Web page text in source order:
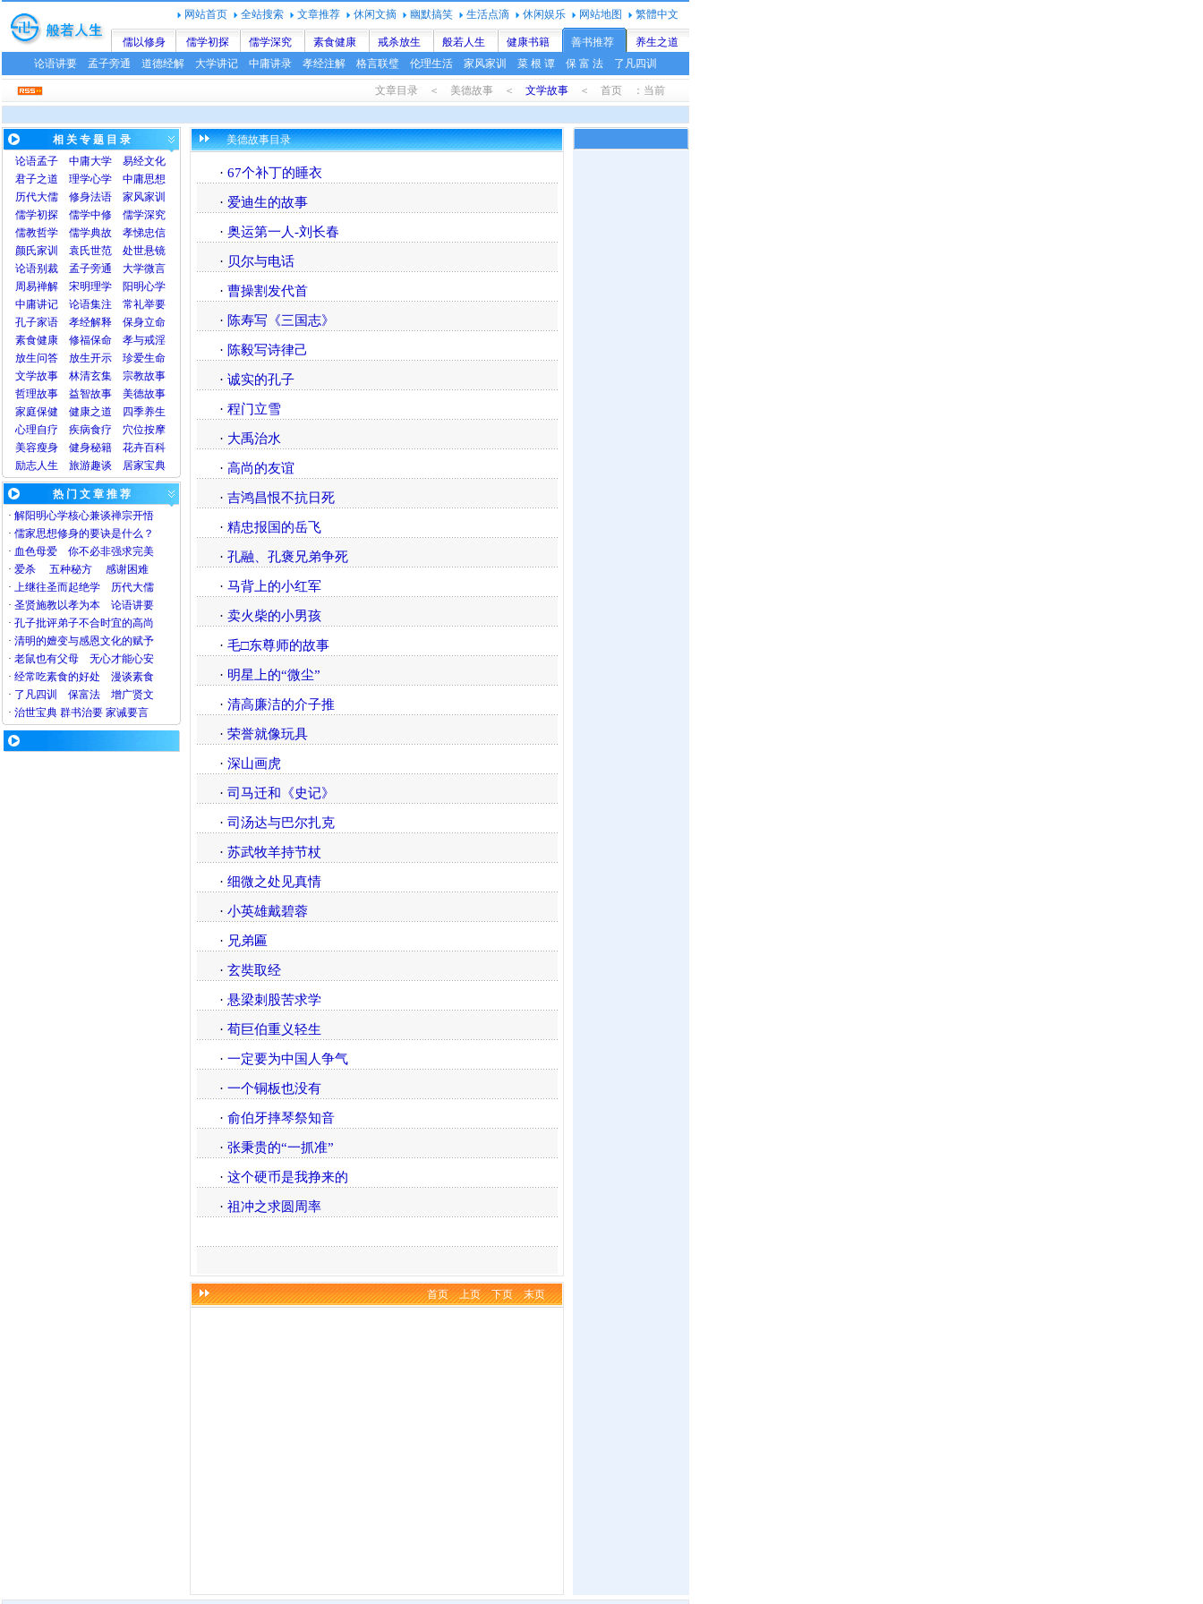
网站首页 全站搜索 文章推荐 休闲文摘 幽默搞笑 生活点滴 休闲娱乐 网站地图 繁體中文
儒以修身 儒学初探 儒学深究 素食健康 戒杀放生 般若人生 健康书籍 善书推荐
养生之道
论语讲要
孟子旁通 道德经解 大学讲记 中庸讲录 孝经注解 格言联璧 伦理生活 家风家训 菜 根 谭 保 富 法 了凡四训
文章目录 ＜ 美德故事 ＜ 文学故事 ＜ 首页 ：当前
相 关 专 题 目 录
论语孟子 中庸大学
易经文化
君子之道
理学心学
中庸思想
历代大儒
修身法语
家风家训
儒学初探
儒学中修
儒学深究
儒教哲学
儒学典故
孝悌忠信
颜氏家训
袁氏世范
处世悬镜
论语别裁
孟子旁通
大学微言
周易禅解
宋明理学
阳明心学
中庸讲记
论语集注
常礼举要
孔子家语
孝经解释
保身立命
素食健康
修福保命
孝与戒淫
放生问答
放生开示
珍爱生命
文学故事
林清玄集
宗教故事
哲理故事
益智故事
美德故事
家庭保健
健康之道
四季养生
心理自疗 疾病食疗 穴位按摩
美容瘦身 健身秘籍 花卉百科
励志人生
旅游趣谈 居家宝典
热 门 文 章 推 荐
· 解阳明心学核心兼谈禅宗开悟
· 儒家思想修身的要诀是什么？
· 血色母爱
你不必非强求完美
· 爱杀 五种秘方
感谢困难
· 上继往圣而起绝学
历代大儒
· 圣贤施教以孝为本
论语讲要
· 孔子批评弟子不合时宜的高尚
· 清明的嬗变与感恩文化的赋予
· 老鼠也有父母
无心才能心安
· 经常吃素食的好处
漫谈素食
· 了凡四训 保富法
增广贤文
· 治世宝典 群书治要 家诫要言
美德故事目录
· 67个补丁的睡衣
· 爱迪生的故事
· 奥运第一人-刘长春
· 贝尔与电话
· 曹操割发代首
· 陈寿写《三国志》
· 陈毅写诗律己
· 诚实的孔子
· 程门立雪
· 大禹治水
· 高尚的友谊
· 吉鸿昌恨不抗日死
· 精忠报国的岳飞
· 孔融、孔褒兄弟争死
· 马背上的小红军
· 卖火柴的小男孩
· 毛□东尊师的故事
· 明星上的“微尘”
· 清高廉洁的介子推
· 荣誉就像玩具
· 深山画虎
· 司马迁和《史记》
· 司汤达与巴尔扎克
· 苏武牧羊持节杖
· 细微之处见真情
· 小英雄戴碧蓉
· 兄弟匾
· 玄奘取经
· 悬梁刺股苦求学
· 荀巨伯重义轻生
· 一定要为中国人争气
· 一个铜板也没有
· 俞伯牙摔琴祭知音
· 张秉贵的“一抓准”
· 这个硬币是我挣来的
· 祖冲之求圆周率
首页上页 下页末页